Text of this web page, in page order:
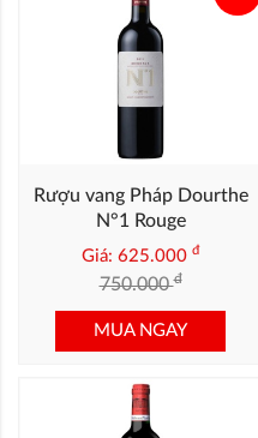
Rượu vang Pháp Dourthe
N°1 Rouge
Giá: 625.000 đ
750.000đ
MUA NGAY